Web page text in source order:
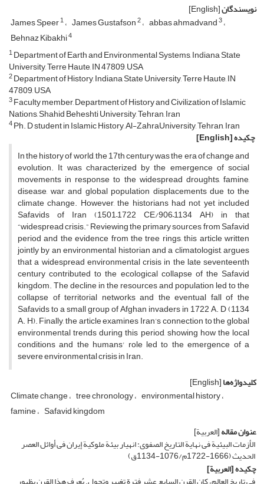
نویسندگان[English]
James Speer1 James Gustafson2 abbas ahmadvand3
Behnaz Kibakhi4
1Department of Earth and Environmental Systems, Indiana State
University, Terre Haute, IN 47809, USA
2Department of History, Indiana State University, Terre Haute, IN
47809, USA
3Faculty member, Department of History and Civilization of Islamic
Nations, Shahid Beheshti University, Tehran, Iran
4Ph. D student in Islamic History, Al-ZahraUniversity, Tehran, Iran
چکیده[English]
In the history of world, the 17th century was the era of change and
evolution. It was characterized by the emergence of social
movements in response to the widespread droughts, famine,
disease, war, and global population displacements due to the
climate change. However, the historians had not yet included
Safavids of Iran (1501–1722 CE/906–1134 AH) in that
“widespread crisis.” Reviewing the primary sources from Safavid
period and the evidence from the tree rings, this article written
jointly by an environmental historian and a climatologist, argues
that a widespread environmental crisis in the late seventeenth
century contributed to the ecological collapse of the Safavid
kingdom. The decline in the resources and population led to the
collapse of territorial networks and the eventual fall of the
Safavids to a small group of Afghan invaders in 1722 A. D (1134
A. H). Finally, the article examines Iran’s connection to the global
environmental trends during this period, showing how the local
conditions and the humans' role led to the emergence of a
severe environmental crisis in Iran.
کلیدواژه‌ها[English]
Climate change tree chronology environmental history
famine Safavid kingdom
عنوان مقاله[العربیة]
الأزمات البیئیة فی نهایة التاریخ الصفوی: انهیار بیئة ملوکیة إیران فی أوائل العصر
الحدیث (1666-1722م/1076-1134ق)
چکیده[العربیة]